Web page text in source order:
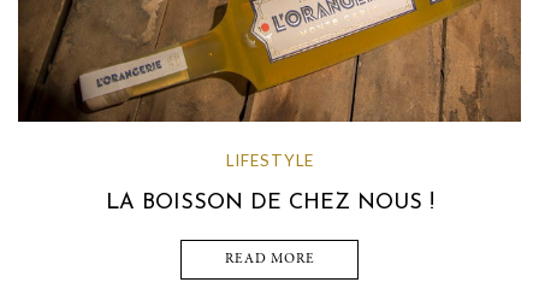
LIFESTYLE
LA BOISSON DE CHEZ NOUS !
READ MORE